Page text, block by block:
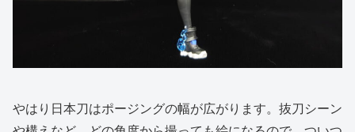
やはり日本刀はポージングの幅が広がります。抜刀シーン